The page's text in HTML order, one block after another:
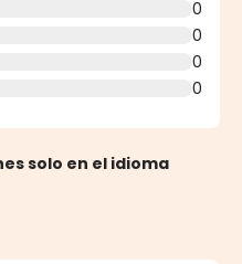
0
0
0
0
solo en el idioma